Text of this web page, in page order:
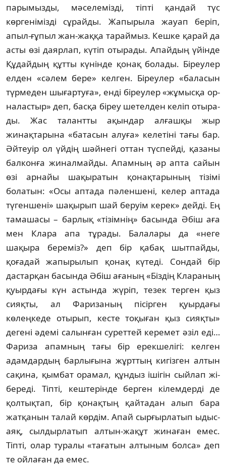
парымызды, мәселемізді, тіпті қандай түс
көргенімізді сұрайды. Жапырыла жауап беріп,
апыл-ғұпыл жан-жаққа тараймыз. Кеш­ке қарай да
асты өзі даярлап, күтіп оты­рады. Апайдың үйінде
Құдайдың құтты кү­нінде қонақ болады. Біреулер
елден «сәлем бере» келген. Біреулер «баласын
түрмеден шығартуға», енді біреулер «жұмысқа ор­
наластыр» деп, басқа біреу шетелден келіп оты­ра­
ды. Жас талантты ақындар алғашқы жыр
жинақтарына «батасын алуға» келетіні тағы бар.
Әйтеуір ол үйдің шәйнегі оттан түспейді, қазаны
балконға жиналмайды. Апамның әр апта сайын
өзі арнайы шақыра­тын қонақтарының тізімі
болатын: «Осы аптада пәленшені, келер аптада
түгеншені» шақырып шай беруім керек» дейді. Ең
тамашасы – барлық «тізімнің» басында Әбіш аға
мен Клара апа тұрады. Балалары да «неге
шақыра береміз?» деп бір қабақ шытпайды,
қоғадай жапырылып қонақ күтеді. Сондай бір
дастарқан басында Әбіш ағаның «Біздің Клараның
қуырдағы күн астында жүріп, тезек терген қыз
сияқты, ал Фаризаның пісірген қуырдағы
көлеңкеде отырып, кесте тоқыған қыз сияқты»
дегені әдемі салынған суреттей керемет әзіл еді…
Фариза апамның тағы бір ерекшелігі: келген
адамдардың барлы­ғына жұрттың кигізген алтын
сақина, қымбат орамал, құндыз ішігін сыйлап жі­
бере­ді. Тіпті, кештерінде берген кілемдерді де
қолтықтап, бір қонақтың қайтадан алып бара
жатқанын талай көрдім. Апай сыр­ғыр­латып ыдыс-
аяқ, сылдырлатып алтын-жақұт жи­наған емес.
Тіпті, олар туралы «тағатын ал­тыным болса» деп
те ойлаған да емес.